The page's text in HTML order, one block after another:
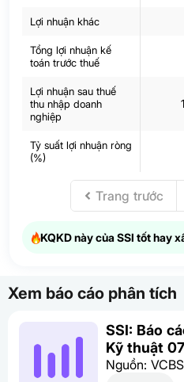
Lợi nhuận khác
Tổng lợi nhuận kế
toán trước thuế
Lợi nhuận sau thuế
thu nhập doanh
nghiệp
Tỷ suất lợi nhuận ròng
(%)
Trang trước
KQKD này của SSI tốt hay
Xem báo cáo phân tích
SSI: Báo
Kỹ thuật
Nguồn: